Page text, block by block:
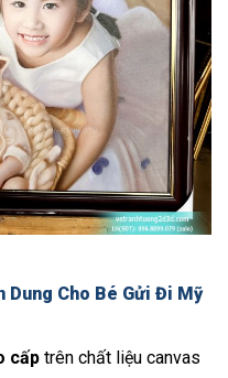
Dung Cho Bé Gửi Đi Mỹ
cấp trên chất liệu canvas